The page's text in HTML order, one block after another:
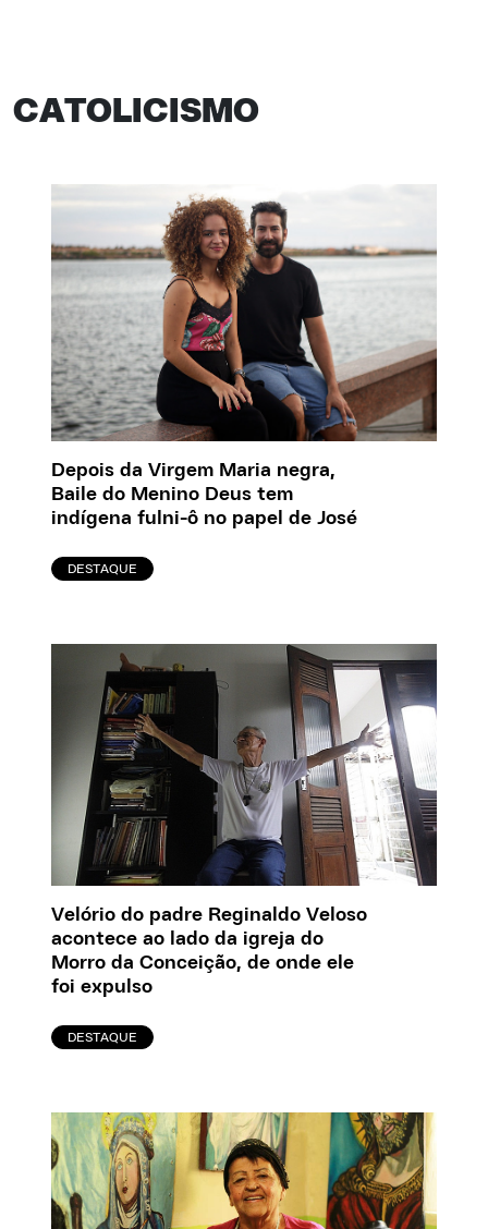
CATOLICISMO
Depois da Virgem Maria negra,
Baile do Menino Deus tem
indígena fulni-ô no papel de José
DESTAQUE
Velório do padre Reginaldo Veloso
acontece ao lado da igreja do
Morro da Conceição, de onde ele
foi expulso
DESTAQUE